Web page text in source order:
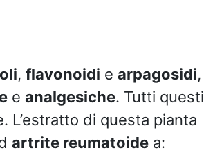
, flavonoidi e arpagosidi,
e analgesiche. Tutti questi
L’estratto di questa pianta
artrite reumatoidea: